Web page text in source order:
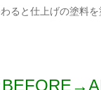
ると仕上げの塗料